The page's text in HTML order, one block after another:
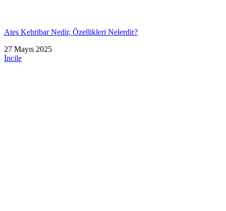
Ateş Kehribar Nedir, Özellikleri Nelerdir?
27 Mayıs 2025
İncile